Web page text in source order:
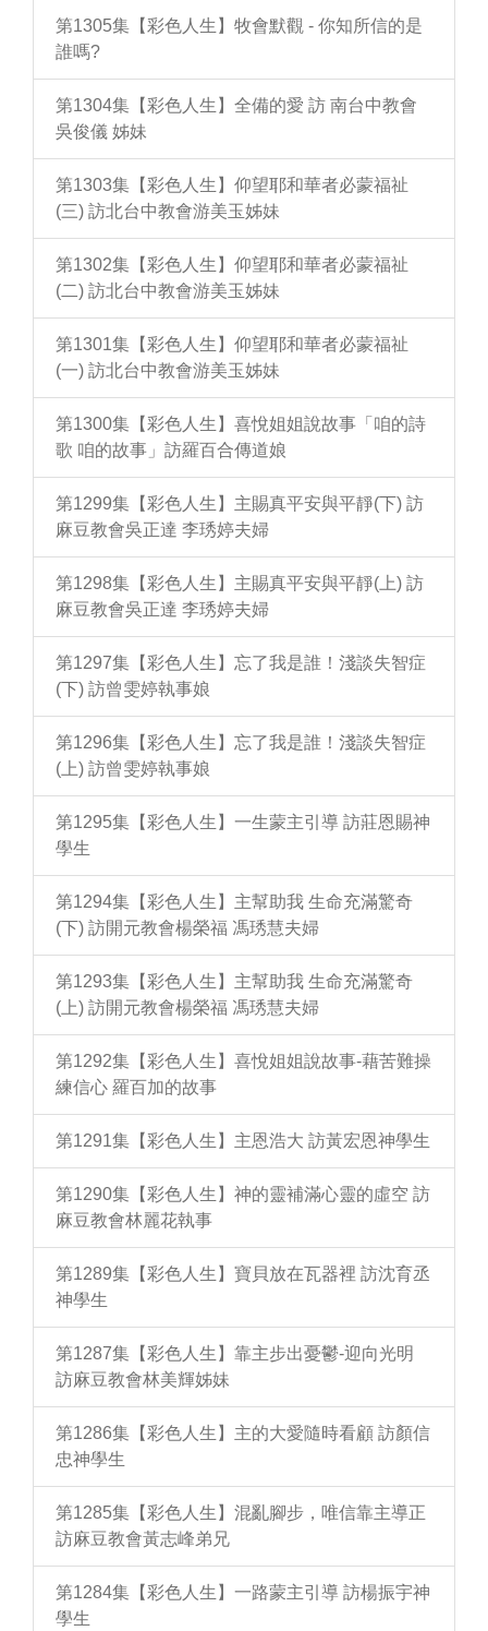
第1305集【彩色人生】牧會默觀 - 你知所信的是
誰嗎?
第1304集【彩色人生】全備的愛 訪 南台中教會
吳俊儀 姊妹
第1303集【彩色人生】仰望耶和華者必蒙福祉
(三) 訪北台中教會游美玉姊妹
第1302集【彩色人生】仰望耶和華者必蒙福祉
(二) 訪北台中教會游美玉姊妹
第1301集【彩色人生】仰望耶和華者必蒙福祉
(一) 訪北台中教會游美玉姊妹
第1300集【彩色人生】喜悅姐姐說故事「咱的詩
歌 咱的故事」訪羅百合傳道娘
第1299集【彩色人生】主賜真平安與平靜(下) 訪
麻豆教會吳正達 李琇婷夫婦
第1298集【彩色人生】主賜真平安與平靜(上) 訪
麻豆教會吳正達 李琇婷夫婦
第1297集【彩色人生】忘了我是誰！淺談失智症
(下) 訪曾雯婷執事娘
第1296集【彩色人生】忘了我是誰！淺談失智症
(上) 訪曾雯婷執事娘
第1295集【彩色人生】一生蒙主引導 訪莊恩賜神
學生
第1294集【彩色人生】主幫助我 生命充滿驚奇
(下) 訪開元教會楊榮福 馮琇慧夫婦
第1293集【彩色人生】主幫助我 生命充滿驚奇
(上) 訪開元教會楊榮福 馮琇慧夫婦
第1292集【彩色人生】喜悅姐姐說故事-藉苦難操
練信心 羅百加的故事
第1291集【彩色人生】主恩浩大 訪黃宏恩神學生
第1290集【彩色人生】神的靈補滿心靈的虛空 訪
麻豆教會林麗花執事
第1289集【彩色人生】寶貝放在瓦器裡 訪沈育丞
神學生
第1287集【彩色人生】靠主步出憂鬱-迎向光明
訪麻豆教會林美輝姊妹
第1286集【彩色人生】主的大愛隨時看顧 訪顏信
忠神學生
第1285集【彩色人生】混亂腳步，唯信靠主導正
訪麻豆教會黃志峰弟兄
第1284集【彩色人生】一路蒙主引導 訪楊振宇神
學生